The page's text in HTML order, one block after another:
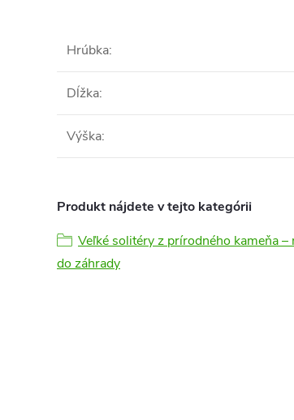
Hrúbka:
Dĺžka:
Výška:
Produkt nájdete v tejto kategórii
Veľké solitéry z prírodného kameňa
do záhrady